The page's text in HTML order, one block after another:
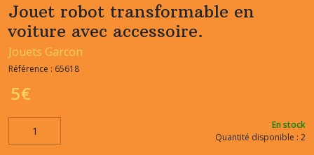
Jouet robot transformable en
voiture avec accessoire.
Jouets Garcon
Référence : 65618
5€
En stock
Quantité disponible : 2